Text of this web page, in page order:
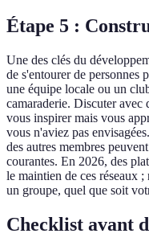
Étape 5 :
Une des clés du
de s'entourer de personnes
une équipe locale ou un
camaraderie. Discuter avec
vous inspirer mais vous
vous n'aviez pas
des autres membres
courantes. En 2026, des
le maintien de ces réseaux
un groupe, quel que soit
Checklist avant